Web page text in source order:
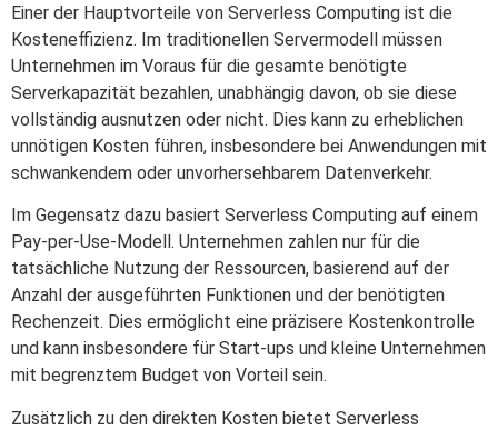
Einer der Hauptvorteile von Serverless Computing ist die
Kosteneffizienz. Im traditionellen Servermodell müssen
Unternehmen im Voraus für die gesamte benötigte
Serverkapazität bezahlen, unabhängig davon, ob sie diese
vollständig ausnutzen oder nicht. Dies kann zu erheblichen
unnötigen Kosten führen, insbesondere bei Anwendungen mit
schwankendem oder unvorhersehbarem Datenverkehr.
Im Gegensatz dazu basiert Serverless Computing auf einem
Pay-per-Use-Modell. Unternehmen zahlen nur für die
tatsächliche Nutzung der Ressourcen, basierend auf der
Anzahl der ausgeführten Funktionen und der benötigten
Rechenzeit. Dies ermöglicht eine präzisere Kostenkontrolle
und kann insbesondere für Start-ups und kleine Unternehmen
mit begrenztem Budget von Vorteil sein.
Zusätzlich zu den direkten Kosten bietet Serverless